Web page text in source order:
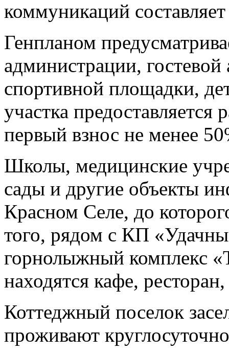
коммуникаций
Генпланом
администрации, гостевой
спортивной площадки,
участка предоставляется
первый взнос не менее
Школы, медицинские
сады и другие объекты
Красном Селе, до
того, рядом с КП
горнолыжный комплекс
находятся кафе,
Коттеджный поселок
проживают